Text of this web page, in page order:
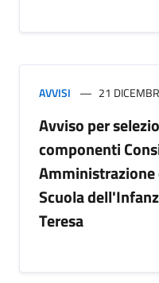
AVVISI 21
Avviso per
componenti
Scuola
Teresa